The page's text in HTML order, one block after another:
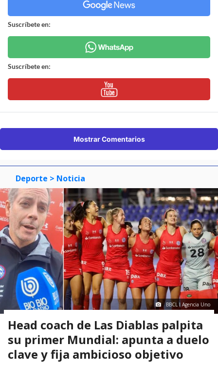
Suscríbete en:
Suscríbete en:
Mostrar Comentarios
Deporte > Noticia
BBCL I Agencia Uno
Head coach de Las Diablas palpita
su primer Mundial: apunta a duelo
clave y fija ambicioso objetivo